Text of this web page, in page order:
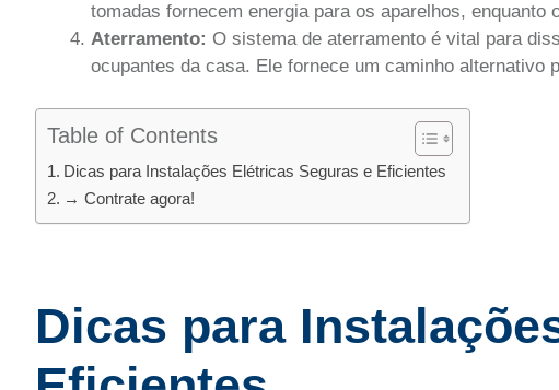
tomadas fornecem energia para os aparelhos,
Aterramento: O sistema de aterramento é vital para
ocupantes da casa. Ele fornece um caminho alternativo
Table of Contents
Dicas para Instalações Elétricas Seguras e Eficientes
→ Contrate agora!
Dicas para